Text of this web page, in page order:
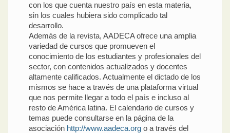
con los que cuenta nuestro país en esta materia,
sin los cuales hubiera sido complicado tal
desarrollo.
Además de la revista, AADECA ofrece una amplia
variedad de cursos que promueven el
conocimiento de los estudiantes y profesionales del
sector, con contenidos actualizados y docentes
altamente calificados. Actualmente el dictado de los
mismos se hace a través de una plataforma virtual
que nos permite llegar a todo el país e incluso al
resto de América latina. El calendario de cursos y
temas puede consultarse en la página de la
asociación http://www.aadeca.org o a través del